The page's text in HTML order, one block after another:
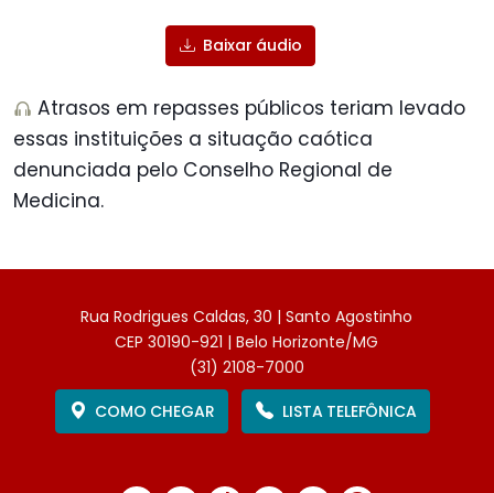
Baixar áudio
Atrasos em repasses públicos teriam levado
essas instituições a situação caótica
denunciada pelo Conselho Regional de
Medicina.
Rua Rodrigues Caldas, 30 | Santo Agostinho
CEP 30190-921 | Belo Horizonte/MG
(31) 2108-7000
COMO CHEGAR
LISTA TELEFÔNICA